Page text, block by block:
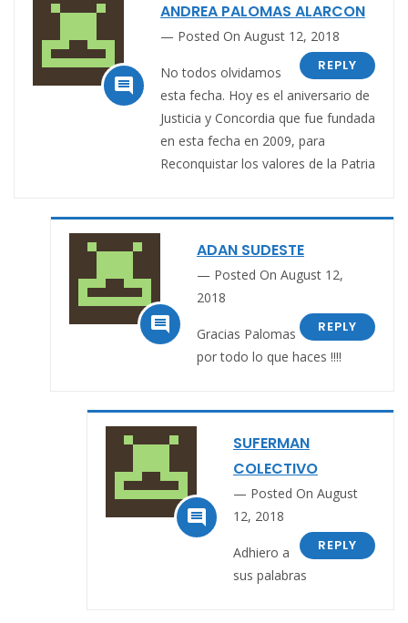

ANDREA PALOMAS ALARCON
Posted On August 12, 2018
REPLY
No todos olvidamos
esta fecha. Hoy es el aniversario de
Justicia y Concordia que fue fundada
en esta fecha en 2009, para
Reconquistar los valores de la Patria

ADAN SUDESTE
Posted On August 12,
2018
REPLY
Gracias Palomas
por todo lo que haces !!!!

SUFERMAN
COLECTIVO
Posted On August
12, 2018
REPLY
Adhiero a
sus palabras